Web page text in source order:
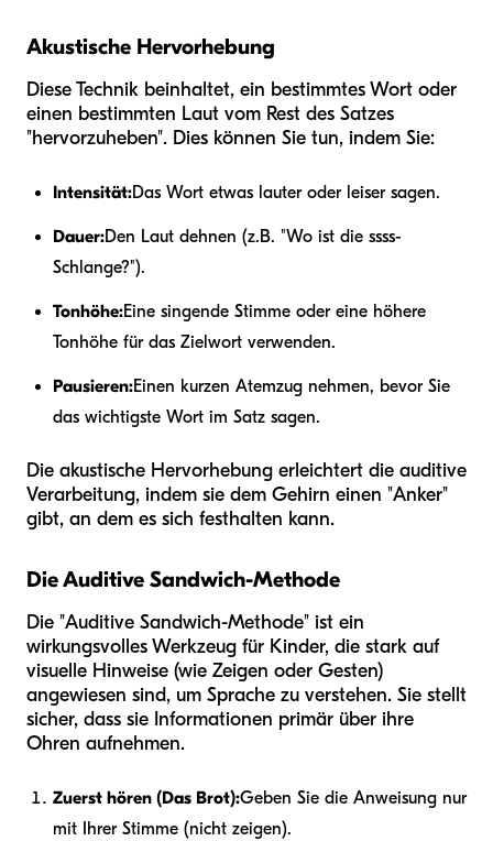
Akustische Hervorhebung
Diese Technik beinhaltet, ein bestimmtes Wort oder
einen bestimmten Laut vom Rest des Satzes
"hervorzuheben". Dies können Sie tun, indem Sie:
Intensität:Das Wort etwas lauter oder leiser sagen.
Dauer:Den Laut dehnen (z.B. "Wo ist die ssss-
Schlange?").
Tonhöhe:Eine singende Stimme oder eine höhere
Tonhöhe für das Zielwort verwenden.
Pausieren:Einen kurzen Atemzug nehmen, bevor Sie
das wichtigste Wort im Satz sagen.
Die akustische Hervorhebung erleichtert die auditive
Verarbeitung, indem sie dem Gehirn einen "Anker"
gibt, an dem es sich festhalten kann.
Die Auditive Sandwich-Methode
Die "Auditive Sandwich-Methode" ist ein
wirkungsvolles Werkzeug für Kinder, die stark auf
visuelle Hinweise (wie Zeigen oder Gesten)
angewiesen sind, um Sprache zu verstehen. Sie stellt
sicher, dass sie Informationen primär über ihre
Ohren aufnehmen.
Zuerst hören (Das Brot):Geben Sie die Anweisung nur
mit Ihrer Stimme (nicht zeigen).